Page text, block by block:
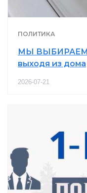
ПОЛИТИКА
МЫ ВЫБИРАЕМ.
выходя из дома
2026-07-21